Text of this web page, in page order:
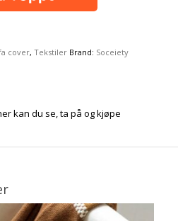
cover, Tekstiler Brand: Soceiety
kan du se, ta på og kjøpe